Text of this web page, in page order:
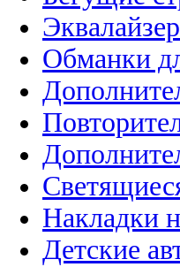
Обманки
Накладки
Детские